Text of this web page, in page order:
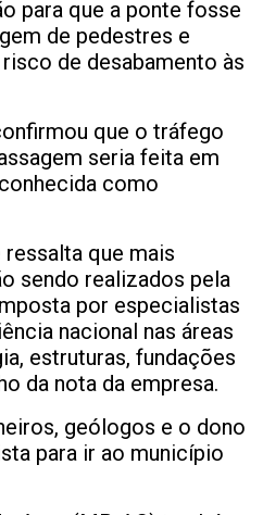
para que a ponte fosse
de pedestres e
de desabamento às
que o tráfego
seria feita em
como
ressalta que mais
sendo realizados pela
por especialistas
nacional nas áreas
estruturas, fundações
da nota da empresa.
geólogos e o dono
para ir ao município